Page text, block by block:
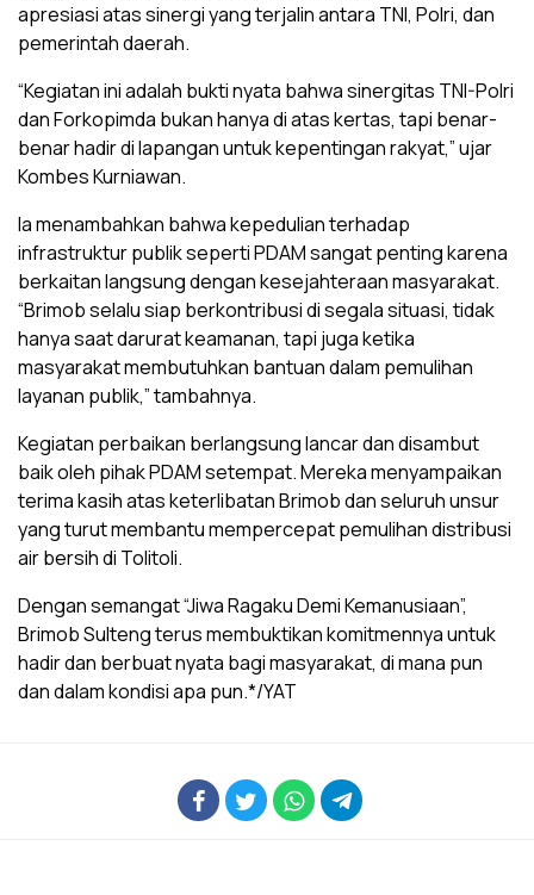
apresiasi atas sinergi yang terjalin antara TNI, Polri, dan
pemerintah daerah.
“Kegiatan ini adalah bukti nyata bahwa sinergitas TNI-Polri
dan Forkopimda bukan hanya di atas kertas, tapi benar-
benar hadir di lapangan untuk kepentingan rakyat,” ujar
Kombes Kurniawan.
Ia menambahkan bahwa kepedulian terhadap
infrastruktur publik seperti PDAM sangat penting karena
berkaitan langsung dengan kesejahteraan masyarakat.
“Brimob selalu siap berkontribusi di segala situasi, tidak
hanya saat darurat keamanan, tapi juga ketika
masyarakat membutuhkan bantuan dalam pemulihan
layanan publik,” tambahnya.
Kegiatan perbaikan berlangsung lancar dan disambut
baik oleh pihak PDAM setempat. Mereka menyampaikan
terima kasih atas keterlibatan Brimob dan seluruh unsur
yang turut membantu mempercepat pemulihan distribusi
air bersih di Tolitoli.
Dengan semangat “Jiwa Ragaku Demi Kemanusiaan”,
Brimob Sulteng terus membuktikan komitmennya untuk
hadir dan berbuat nyata bagi masyarakat, di mana pun
dan dalam kondisi apa pun.*/YAT